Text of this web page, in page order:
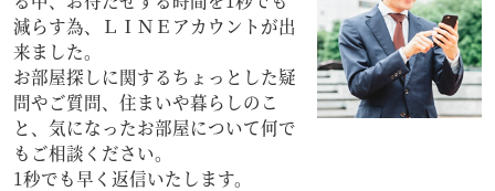
減らす為、ＬＩＮＥアカウントが出
来ました。
お部屋探しに関するちょっとした疑
問やご質問、住まいや暮らしのこ
と、気になったお部屋について何で
もご相談ください。
1秒でも早く返信いたします。